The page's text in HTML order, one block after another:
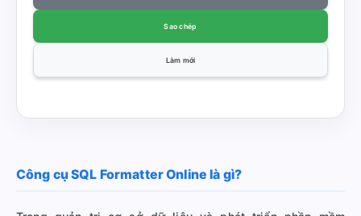
Sao chép
Làm mới
Công cụ SQL Formatter Online là gì?